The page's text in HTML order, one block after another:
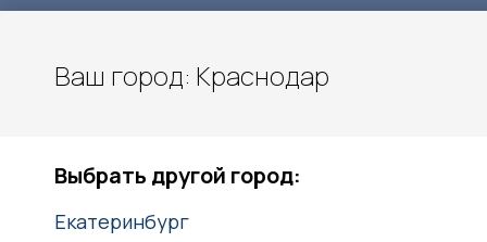
8(861)203-40-20
8(938)416-27-25
Ваш город: Краснодар
Выбрать другой город:
Екатеринбург